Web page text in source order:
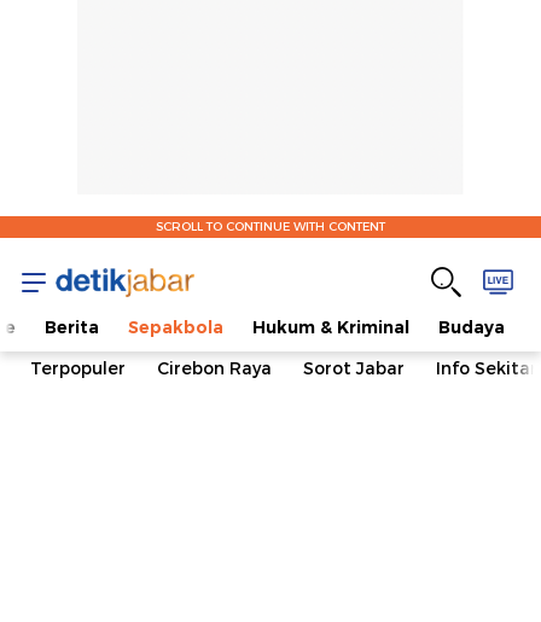
SCROLL TO CONTINUE WITH CONTENT
Berita Sepakbola Hukum & Kriminal Budaya
Terpopuler
Cirebon Raya Sorot Jabar Info